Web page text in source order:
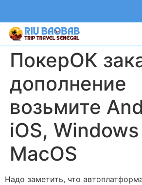
ПокерОК
дополнение
возьмите
iOS,
MacOS
Надо заметить, что